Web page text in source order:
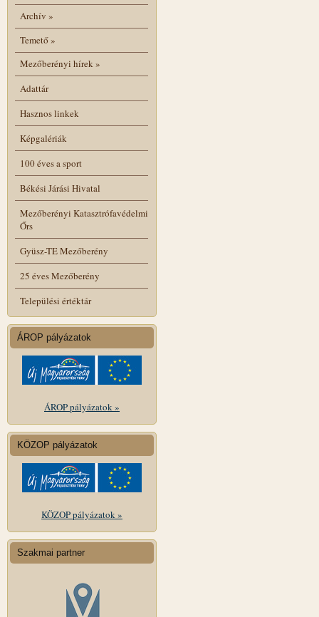
Archív »
Temető»
Mezőberényi hírek»
Adattár
Hasznos linkek
Képgalériák
100 éves a sport
Békési Járási Hivatal
Mezőberényi Katasztrófavédelmi
Őrs
Gyüsz-TE Mezőberény
25 éves Mezőberény
Települési értéktár
ÁROP pályázatok
ÁROP pályázatok »
KÖZOP pályázatok
KÖZOP pályázatok »
Szakmai partner